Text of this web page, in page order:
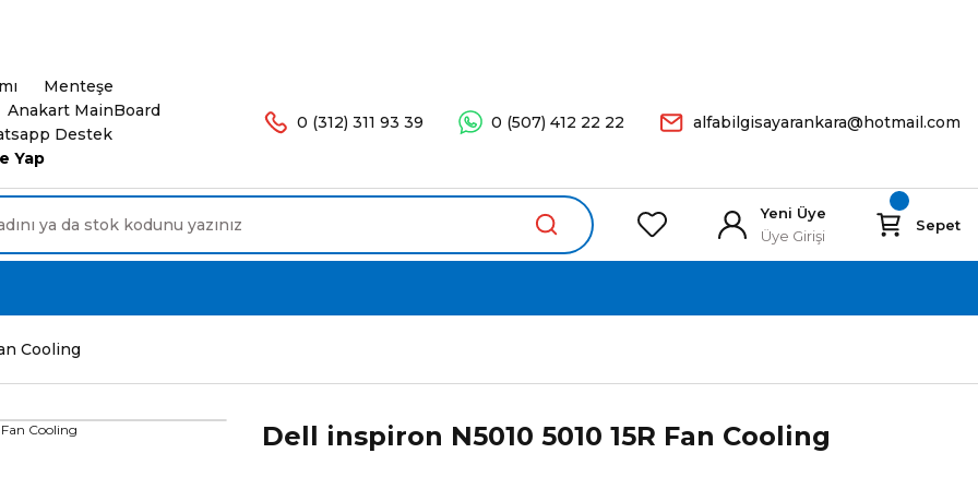
Menteşe
Anakart MainBoard
Destek
Yap
0 (312) 311 93 39 0 (507) 412 22 22 alfabilgisayarankara@hotmail.com
Yeni Üye
Üye Girişi
Sepet
Cooling
Dell inspiron N5010 5010 15R Fan Cooling